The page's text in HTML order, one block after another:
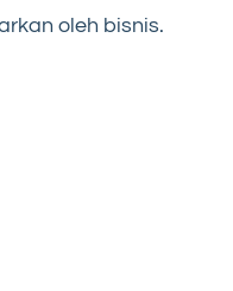
oleh bisnis.